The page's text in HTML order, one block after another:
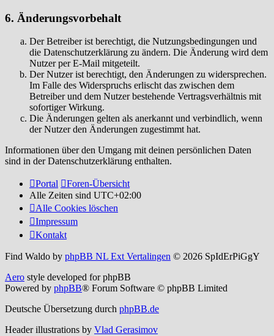
6. Änderungsvorbehalt
Der Betreiber ist berechtigt, die Nutzungsbedingungen und
die Datenschutzerklärung zu ändern. Die Änderung wird dem
Nutzer per E-Mail mitgeteilt.
Der Nutzer ist berechtigt, den Änderungen zu widersprechen.
Im Falle des Widerspruchs erlischt das zwischen dem
Betreiber und dem Nutzer bestehende Vertragsverhältnis mit
sofortiger Wirkung.
Die Änderungen gelten als anerkannt und verbindlich, wenn
der Nutzer den Änderungen zugestimmt hat.
Informationen über den Umgang mit deinen persönlichen Daten
sind in der Datenschutzerklärung enthalten.
Portal
Foren-Übersicht
Alle Zeiten sind UTC+02:00
Alle Cookies löschen
Impressum
Kontakt
Find Waldo by phpBB NL Ext Vertalingen © 2026 SpIdErPiGgY
Aero style developed for phpBB
Powered by phpBB® Forum Software © phpBB Limited
Deutsche Übersetzung durch phpBB.de
Header illustrations by Vlad Gerasimov